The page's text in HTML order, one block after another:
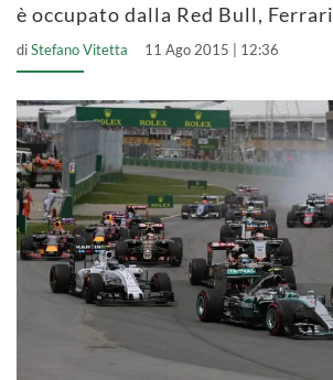
è occupato dalla Red Bull,
diStefano Vitetta 11 Ago 2015 | 12:36